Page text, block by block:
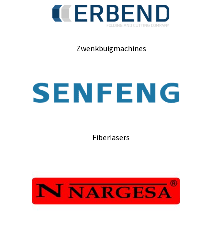
Zwenkbuigmachines
Fiberlasers